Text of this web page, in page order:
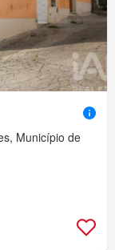
Município de